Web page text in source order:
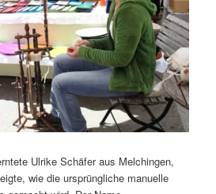
Ulrike Schäfer aus Melchingen,
wie die ursprüngliche manuelle